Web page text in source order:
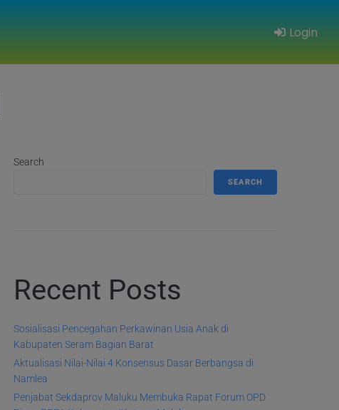
Login
Search
SEARCH
Recent Posts
Sosialisasi Pencegahan Perkawinan Usia Anak di
Kabupaten Seram Bagian Barat
Aktualisasi Nilai-Nilai 4 Konsensus Dasar Berbangsa di
Namlea
Penjabat Sekdaprov Maluku Membuka Rapat Forum OPD